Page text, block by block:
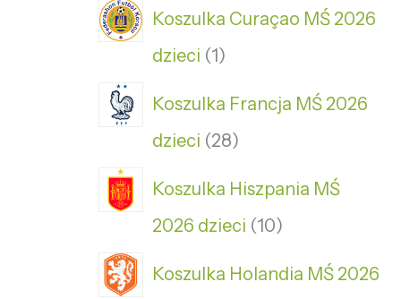
Koszulka Curaçao MŚ 2026
dzieci 1
Koszulka Francja MŚ 2026
dzieci 28
Koszulka Hiszpania MŚ
2026 dzieci 10
Koszulka Holandia MŚ 2026